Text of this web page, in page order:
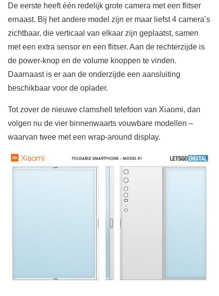
De eerste heeft één redelijk grote camera met een flitser
ernaast. Bij het andere model zijn er maar liefst 4 camera’s
zichtbaar, die verticaal van elkaar zijn geplaatst, samen
met een extra sensor en een flitser. Aan de rechterzijde is
de power-knop en de volume knoppen te vinden.
Daarnaast is er aan de onderzijde een aansluiting
beschikbaar voor de oplader.
Tot zover de nieuwe clamshell telefoon van Xiaomi, dan
volgen nu de vier binnenwaarts vouwbare modellen –
waarvan twee met een wrap-around display.